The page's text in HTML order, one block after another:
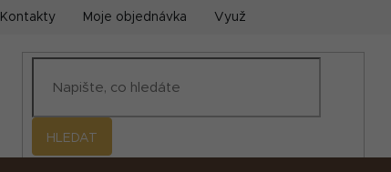
Kontakty Moje objednávka Využití umělé inteligence (AI)
HLEDAT